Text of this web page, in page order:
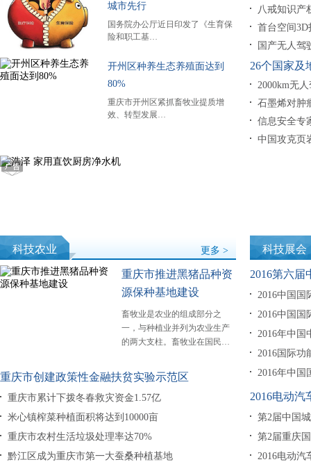
城市先行
国务院办公厅近日印发了《生育保
险和职工基…
开州区种养生态养殖面达到
80%
重庆市开州区紧抓畜牧业提质增
效、转型发展…
八戒知识产
首台空间
国产无人驾
26个国家及
2000km无
石墨烯对肿
信息安全专
中国攻克页
科技农业 更多 >
重庆市推进黑猪品种资
源保种基地建设
畜牧业是农业的组成部分之
一，与种植业并列为农业生产
的两大支柱。畜牧业在国民…
重庆市创建政策性金融扶贫实验示范区
重庆市累计下拨冬春救灾资金1.57亿
米心镇榨菜种植面积将达到10000亩
重庆市农村生活垃圾处理率达70%
黔江区成为重庆市第一大蚕桑种植基地
科技展会
2016第六届
2016中国国
2016中国国
2016年中国
2016国际功
2016年中国
2016电动汽
第2届中国
第2届重庆
2016电动汽